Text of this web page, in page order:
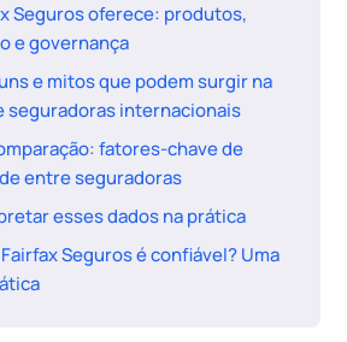
Seguros oferece: produtos,
e governança
e mitos que podem surgir na
seguradoras internacionais
fatores-chave de
entre seguradoras
esses dados na prática
Seguros é confiável? Uma